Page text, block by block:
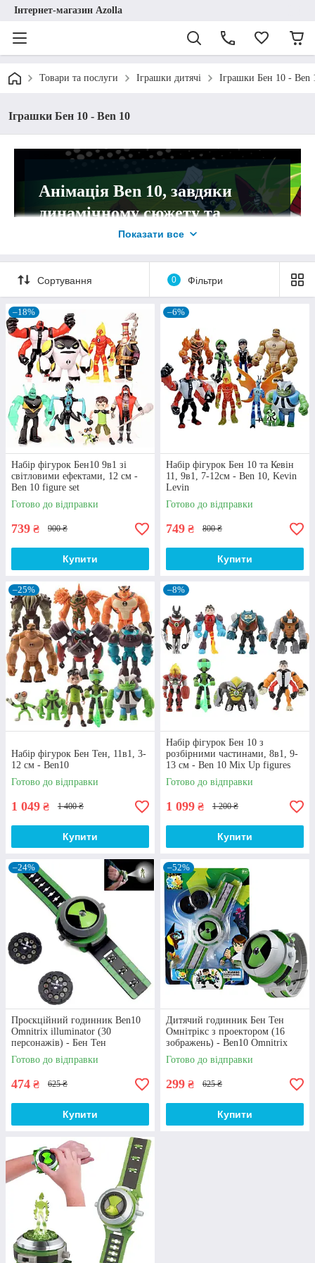
Інтернет-магазин Azolla
Товари та послуги Іграшки дитячі Іграшки Бен 10 - Ben
Іграшки Бен 10 - Ben 10
Анімація Ben 10, завдяки
динамічному сюжету та
яскравим, щирим героям,
дітей.
Тож іграшка бен 10 – це вдала ідея для
подарунка, що приємно здивує дитину та
неодмінно посяде чинне місце у її колекції
забавок.
Пропонуємо Вам придбати ліцензійні іграшки бен 10
на сайті компанії "Azolla" за оптимальною ціною
просто зараз. Звертайтеся до наших менеджерів!
Перейти до вибору
Значний вибір
На нашому сайті Бен 10 іграшки представлені у
широкому асортименті: окремі моделі
персонажів (Бен, Силач), цілі набори героїв,
трансформуючі фігурки, аксесуари по сюжету
мультсеріалу (наприклад, проекційний
годинник) тощо.
Особливості дизайну
У наявності є фігурки-прототипи із додатковим
спорядженням. Також у каталозі присутні
моделі з вбудованими індикаторами, що
спалахують при натисканні на кнопку. Іграшки
мають різну висоту та високу візуальну
схожість із персонажами анімації.
Оформлення іграшки
Фігурки виконані у яскравих, насичених
кольорах. Матеріал іграшок – пластик. Забавка
має рухомі частини тіла. Окремі моделі є
розбірними, що буде особливо цікавим для
дитини.
Головні переваги української компанії
«Azolla»
Показати все
Сортування 0 Фільтри
–18%
Набір фігурок Бен10 9в1 зі
світловими ефектами, 12 см -
Ben 10 figure set
Готово до відправки
739 ₴ 900 ₴
Купити
–6%
Набір фігурок Бен 10 та Кевін
11, 9в1, 7-12см - Ben 10, Kevin
Levin
Готово до відправки
749 ₴ 800 ₴
Купити
–25%
Набір фігурок Бен Тен, 11в1, 3-
12 см - Ben10
Готово до відправки
1 049 ₴ 1 400 ₴
Купити
–8%
Набір фігурок Бен 10 з
розбірними частинами, 8в1, 9-
13 см - Ben 10 Mix Up figures
Готово до відправки
1 099 ₴ 1 200 ₴
Купити
–24%
Проєкційний годинник Ben10
Omnitrix illuminator (30
персонажів) - Бен Тен
Омнітрікс з проєктором
Готово до відправки
474 ₴ 625 ₴
Купити
–52%
Дитячий годинник Бен Тен
Омнітрікс з проектором (16
зображень) - Ben10 Omnitrix
illuminator
Готово до відправки
299 ₴ 625 ₴
Купити